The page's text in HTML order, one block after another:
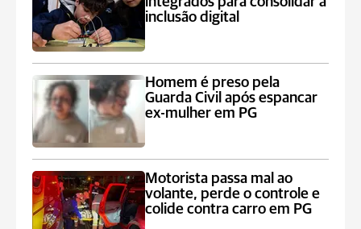
inclusão digital
Homem é preso pela
Guarda Civil após espancar
ex-mulher em PG
Motorista passa mal ao
volante, perde o controle e
colide contra carro em PG